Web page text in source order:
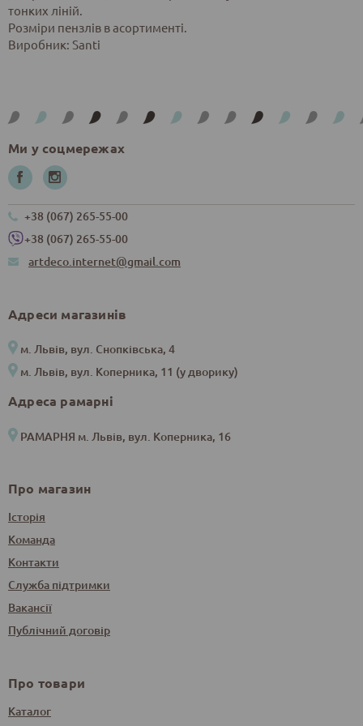
тонких ліній.
Розміри пензлів в асортименті.
Виробник: Santi
Ми у соцмережах
+38 (067) 265-55-00
+38 (067) 265-55-00
artdeco.internet@gmail.com
Адреси магазинів
м. Львів, вул. Снопківська, 4
м. Львів, вул. Коперника, 11 (у дворику)
Адреса рамарні
РАМАРНЯ м. Львів, вул. Коперника, 16
Про магазин
Історія
Команда
Контакти
Служба підтримки
Вакансії
Публічний договір
Про товари
Каталог